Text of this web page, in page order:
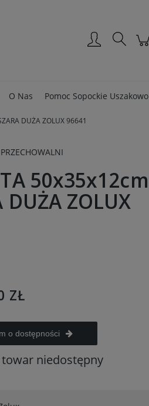
O Nas Pomoc Sopockie Uszakowo
DUŻA ZOLUX 96641
50x35x12cm
DUŻA ZOLUX
ZŁ
o dostępności
towar niedostępny